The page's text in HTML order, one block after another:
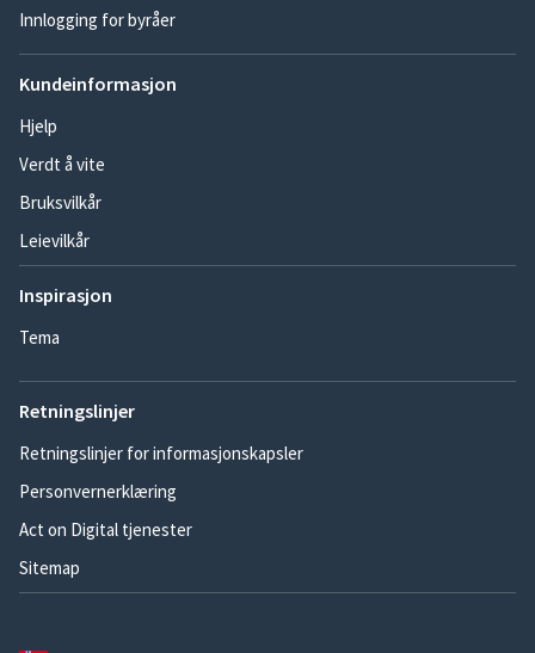
Innlogging for byråer
Kundeinformasjon
Hjelp
Verdt å vite
Bruksvilkår
Leievilkår
Inspirasjon
Tema
Retningslinjer
Retningslinjer for informasjonskapsler
Personvernerklæring
Act on Digital tjenester
Sitemap